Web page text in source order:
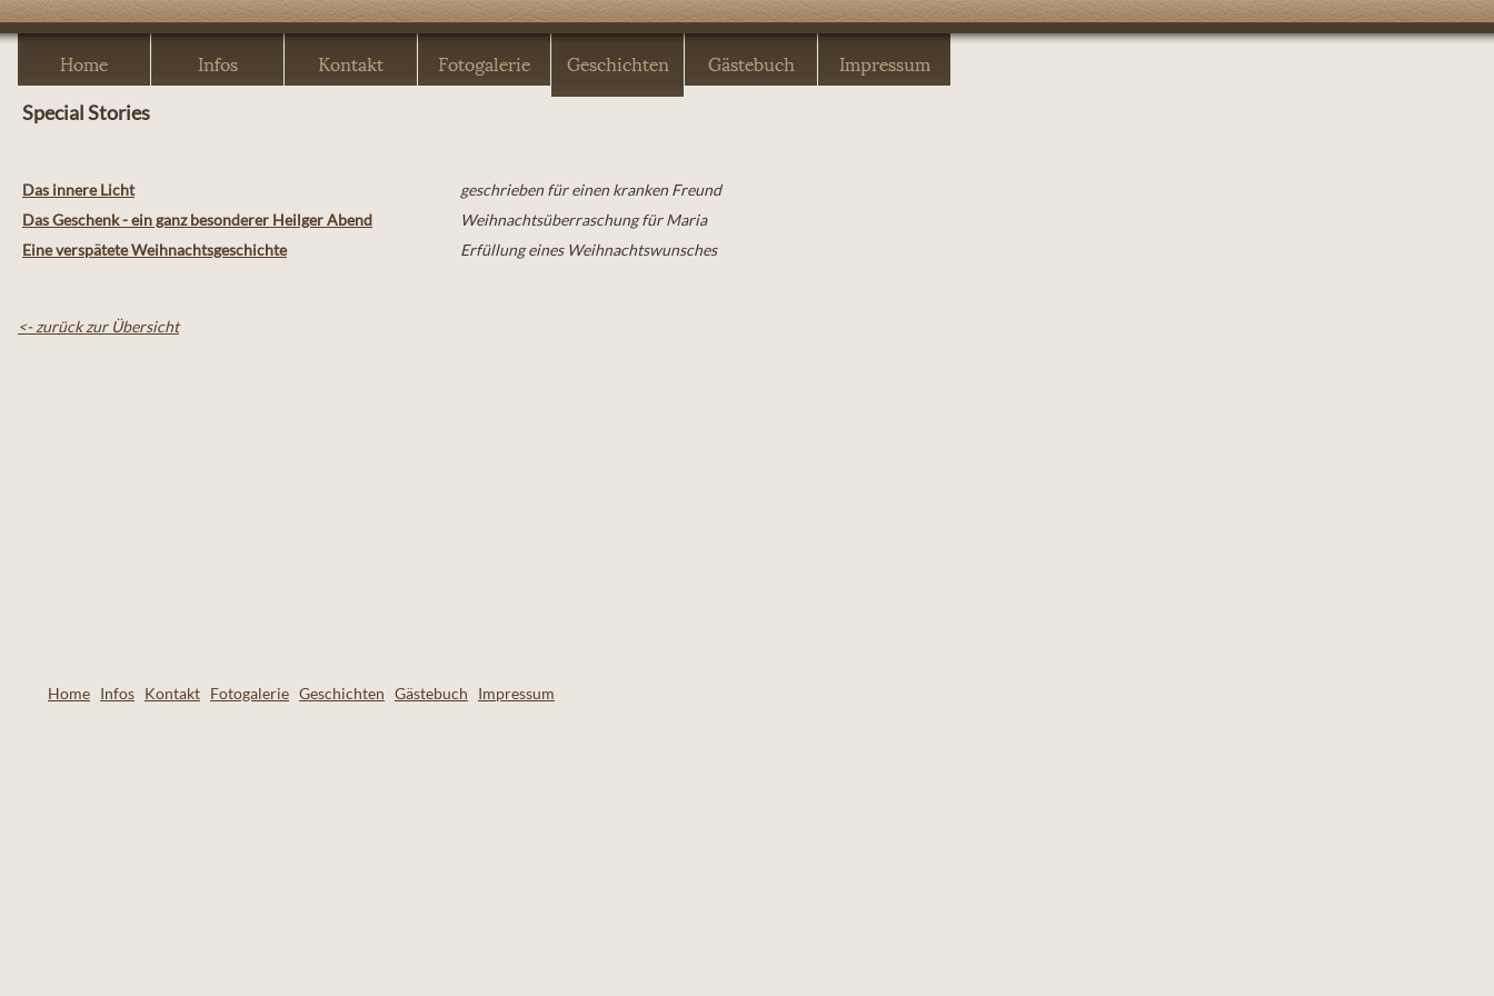
Special Stories
Das innere Licht
geschrieben für einen kranken Freund
Das Geschenk - ein ganz besonderer Heilger Abend
Weihnachtsüberraschung für Maria
Eine verspätete Weihnachtsgeschichte
Erfüllung eines Weihnachtswunsches
<- zurück zur Übersicht
Home Infos Kontakt Fotogalerie Geschichten Gästebuch Impressum